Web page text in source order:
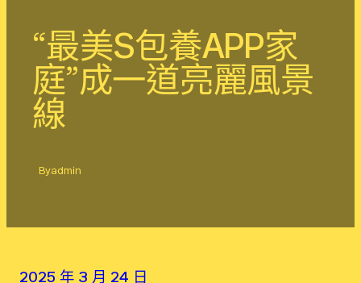
“最美S包養APP家
庭”成一道亮麗風景
線
Byadmin
2025 年 3 月 24 日